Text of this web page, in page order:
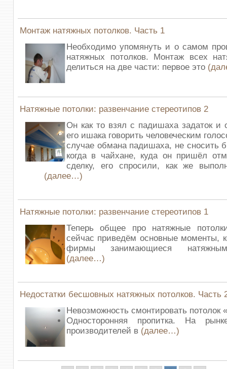
Монтаж натяжных потолков. Часть 1
Необходимо упомянуть и о самом
натяжных потолков. Монтаж всех
делиться на две части: первое это
Натяжные потолки: развенчание стереотипов 2
Он как то взял с падишаха задаток и
его ишака говорить человеческим
случае обмана падишаха, не сносить
когда в чайхане, куда он пришёл
сделку, его спросили, как же
(далее…)
Натяжные потолки: развенчание стереотипов 1
Теперь общее про натяжные
сейчас приведём основные моменты,
фирмы занимающиеся
(далее…)
Недостатки бесшовных натяжных потолков. Часть
Невозможность смонтировать потолок
Односторонняя пропитка. На
производителей в (далее…)